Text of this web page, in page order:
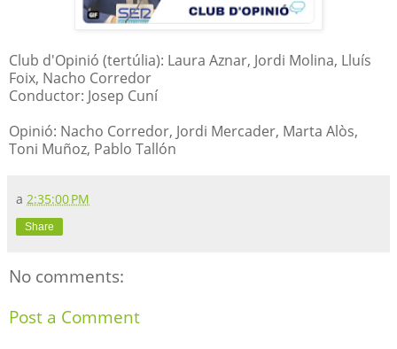
Club d'Opinió (tertúlia): Laura Aznar, Jordi Molina, Lluís
Foix, Nacho Corredor
Conductor: Josep Cuní
Opinió: Nacho Corredor, Jordi Mercader, Marta Alòs,
Toni Muñoz, Pablo Tallón
a 2:35:00 PM
Share
No comments:
Post a Comment